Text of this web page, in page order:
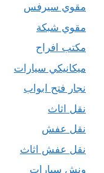
مقوي سيرفس
مقوي شبكة
مكتب افراح
ميكانيكي سيارات
نجار فتح ابواب
نقل اثاث
نقل عفش
نقل عفش اثاث
ونش سيارات